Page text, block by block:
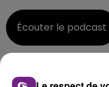
Écouter le podcast
Top Chef, ce soir à 21h